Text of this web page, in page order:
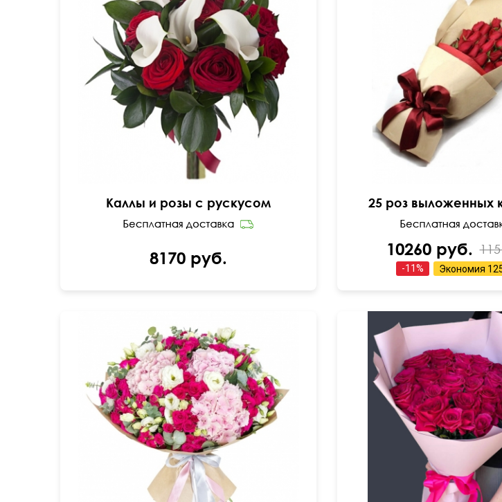
Открытка бесплатно
50 см
30 см
Каллы и розы с рускусом
8170 руб.
35
25 роз выложенных
10260 руб.
-11% Экономия
55 см 55 см 55 см 40